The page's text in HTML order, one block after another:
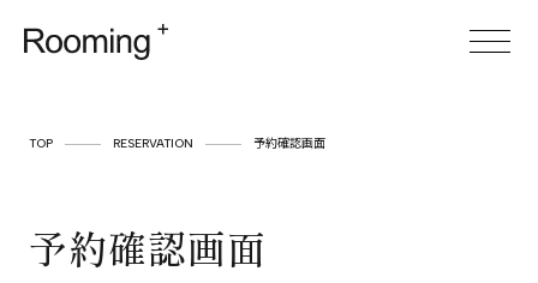
SERVICE
TOP RESERVATION 予約確認画面
予約確認画面